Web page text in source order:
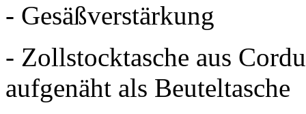
- Gesäßverstärkung
- Zollstocktasche aus
aufgenäht als Beuteltasche